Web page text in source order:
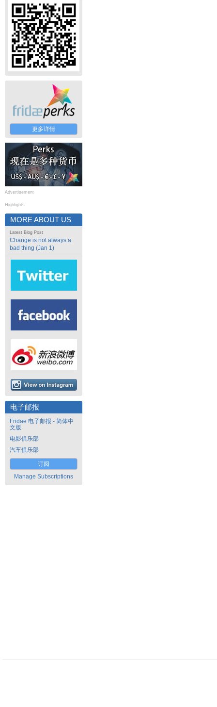
更多详情
Advertisement
Highlights
MORE ABOUT US
Latest Blog Post
Change is not always a
bad thing (Jan 1)
电子邮报
Fridae 电子邮报 - 简体中
文版
电影俱乐部
汽车俱乐部
订阅
Manage Subscriptions